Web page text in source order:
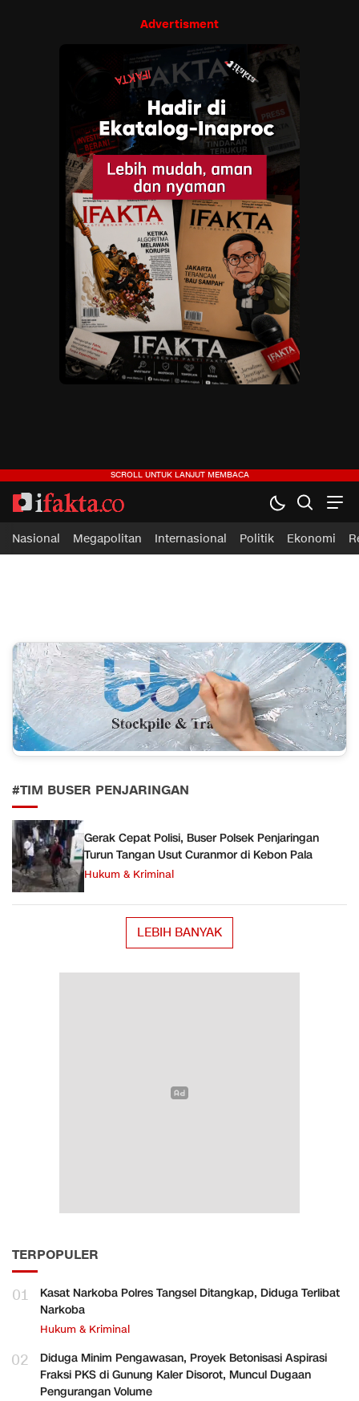
Advertisment
ifakta.co
#pastibenar
Nasional Megapolitan Internasional Politik Ekonomi
#TIM BUSER PENJARINGAN
Gerak Cepat Polisi, Buser Polsek Penjaringan
Turun Tangan Usut Curanmor di Kebon Pala
Hukum & Kriminal
LEBIH BANYAK
TERPOPULER
01
Kasat Narkoba Polres Tangsel Ditangkap, Diduga Terlibat
Narkoba
Hukum & Kriminal
02
Diduga Minim Pengawasan, Proyek Betonisasi Aspirasi
Fraksi PKS di Gunung Kaler Disorot, Muncul Dugaan
Pengurangan Volume